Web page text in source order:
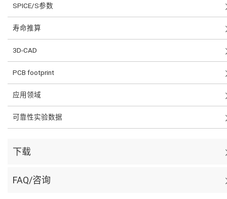
SPICE/S参数
寿命推算
3D-CAD
PCB footprint
应用领域
可靠性实验数据
下载
FAQ/咨询